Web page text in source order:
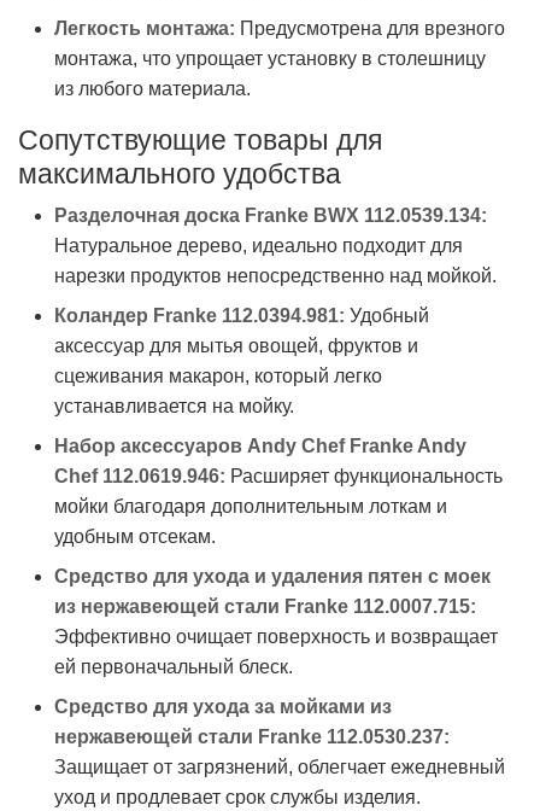
Легкость монтажа: Предусмотрена для врезного
монтажа, что упрощает установку в столешницу
из любого материала.
Сопутствующие товары для
максимального удобства
Разделочная доска Franke BWX 112.0539.134:
Натуральное дерево, идеально подходит для
нарезки продуктов непосредственно над мойкой.
Коландер Franke 112.0394.981: Удобный
аксессуар для мытья овощей, фруктов и
сцеживания макарон, который легко
устанавливается на мойку.
Набор аксессуаров Andy Chef Franke Andy
Chef 112.0619.946: Расширяет функциональность
мойки благодаря дополнительным лоткам и
удобным отсекам.
Средство для ухода и удаления пятен с моек
из нержавеющей стали Franke 112.0007.715:
Эффективно очищает поверхность и возвращает
ей первоначальный блеск.
Средство для ухода за мойками из
нержавеющей стали Franke 112.0530.237:
Защищает от загрязнений, облегчает ежедневный
уход и продлевает срок службы изделия.